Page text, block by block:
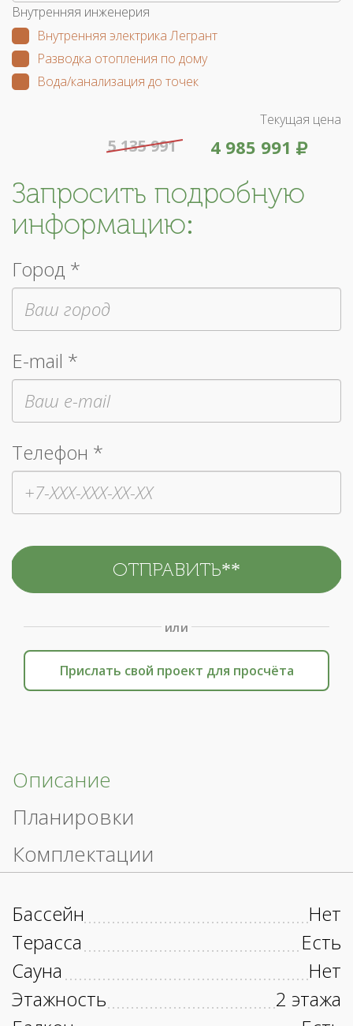
Внутренняя инженерия
Внутренняя электрика Легрант
Разводка отопления по дому
Вода/канализация до точек
Текущая цена
4 985 991
5 135 991
Запросить подробную
информацию:
Город *
E-mail *
Телефон *
или
Прислать свой проект для просчёта
Описание
Планировки
Комплектации
Бассейн
Нет
Терасса
Есть
Сауна
Нет
Этажность
2 этажа